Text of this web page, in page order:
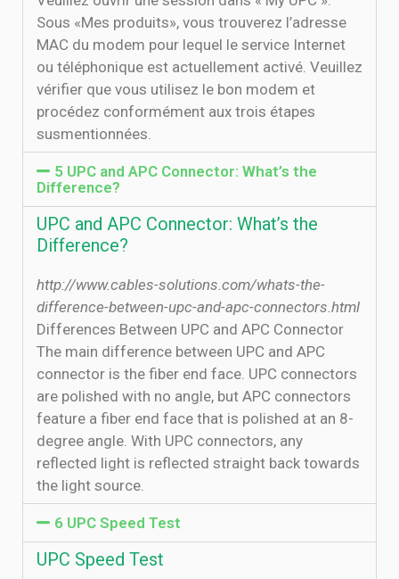
Sous «Mes produits», vous trouverez l’adresse
MAC du modem pour lequel le service Internet
ou téléphonique est actuellement activé. Veuillez
vérifier que vous utilisez le bon modem et
procédez conformément aux trois étapes
susmentionnées.
5 UPC and APC Connector: What’s the
Difference?
UPC and APC Connector: What’s the
Difference?
http://www.cables-solutions.com/whats-the-
difference-between-upc-and-apc-connectors.html
Differences Between UPC and APC Connector
The main difference between UPC and APC
connector is the fiber end face. UPC connectors
are polished with no angle, but APC connectors
feature a fiber end face that is polished at an 8-
degree angle. With UPC connectors, any
reflected light is reflected straight back towards
the light source.
6 UPC Speed Test
UPC Speed Test